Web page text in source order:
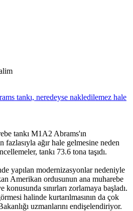
tankı, neredeyse nakledilemez hale
tankı M1A2 Abrams'ın
fazlasıyla ağır hale gelmesine neden
tankı 73.6 tona taşıdı.
yapılan modernizasyonlar nedeniyle
Amerikan ordusunun ana muharebe
sınırları zorlamaya başladı.
halinde kurtarılmasının da çok
uzmanlarını endişelendiriyor.